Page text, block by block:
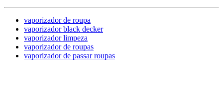
vaporizador de roupa
vaporizador black decker
vaporizador limpeza
vaporizador de roupas
vaporizador de passar roupas